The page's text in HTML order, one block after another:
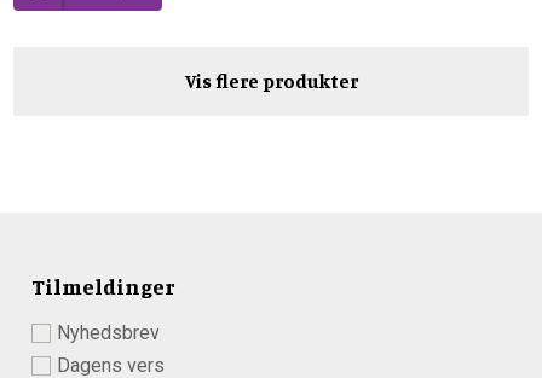
Vis flere produkter
Tilmeldinger
Nyhedsbrev
Dagens vers